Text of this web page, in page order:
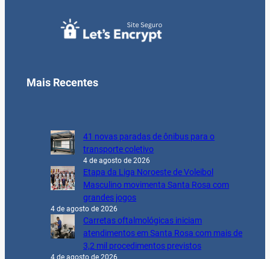
Mais Recentes
41 novas paradas de ônibus para o
transporte coletivo
4 de agosto de 2026
Etapa da Liga Noroeste de Voleibol
Masculino movimenta Santa Rosa com
grandes jogos
4 de agosto de 2026
Carretas oftalmológicas iniciam
atendimentos em Santa Rosa com mais de
3,2 mil procedimentos previstos